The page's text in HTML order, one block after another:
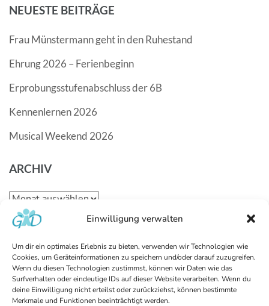
Einwilligung verwalten
Um dir ein optimales Erlebnis zu bieten, verwenden wir Technologien wie
Cookies, um Geräteinformationen zu speichern und/oder darauf zuzugreifen.
Wenn du diesen Technologien zustimmst, können wir Daten wie das
Surfverhalten oder eindeutige IDs auf dieser Website verarbeiten. Wenn du
deine Einwilligung nicht erteilst oder zurückziehst, können bestimmte
Merkmale und Funktionen beeinträchtigt werden.
NEUESTE BEITRÄGE
Frau Münstermann geht in den Ruhestand
Ehrung 2026 – Ferienbeginn
Erprobungsstufenabschluss der 6B
Kennenlernen 2026
Musical Weekend 2026
ARCHIV
Archiv
KATEGORIEN
Kategorien
Datenschutzerklärung